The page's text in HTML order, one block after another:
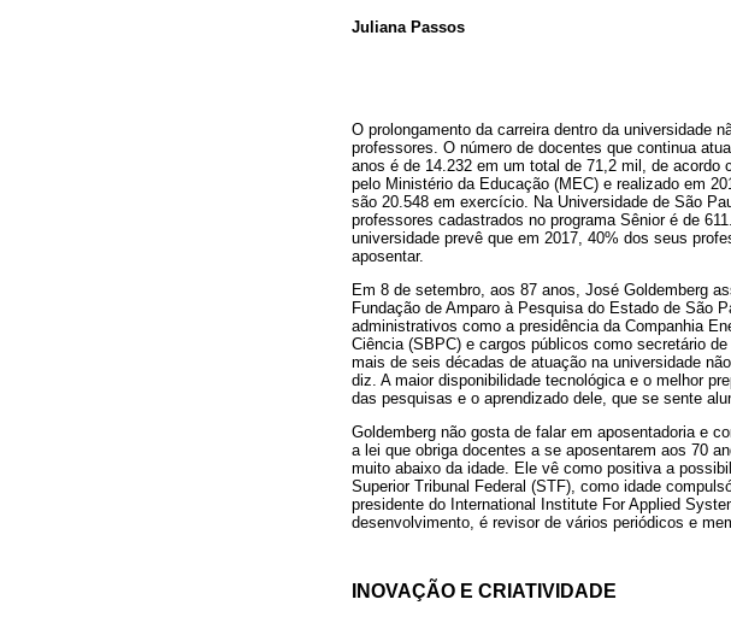
Juliana Passos
O prolongamento da carreira dentro da universidade
professores. O número de docentes que continua
anos é de 14.232 em um total de 71,2 mil, de acordo
pelo Ministério da Educação (MEC) e realizado em
são 20.548 em exercício. Na Universidade de São
professores cadastrados no programa Sênior é de
universidade prevê que em 2017, 40% dos seus
aposentar.
Em 8 de setembro, aos 87 anos, José Goldemberg
Fundação de Amparo à Pesquisa do Estado de São
administrativos como a presidência da Companhia
Ciência (SBPC) e cargos públicos como secretário
mais de seis décadas de atuação na universidade
diz. A maior disponibilidade tecnológica e o melhor
das pesquisas e o aprendizado dele, que se sente
Goldemberg não gosta de falar em aposentadoria e
a lei que obriga docentes a se aposentarem aos 70
muito abaixo da idade. Ele vê como positiva a
Superior Tribunal Federal (STF), como idade
presidente do International Institute For Applied
desenvolvimento, é revisor de vários periódicos e
INOVAÇÃO E CRIATIVIDADE